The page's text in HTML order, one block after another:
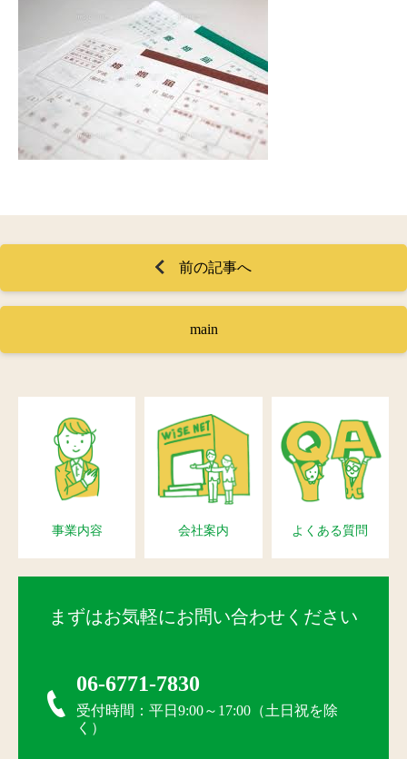
前の記事へ
main
事業内容 会社案内 よくある質問
まずはお気軽にお問い合わせください
06-6771-7830
受付時間：平日9:00～17:00（土日祝を除
く）